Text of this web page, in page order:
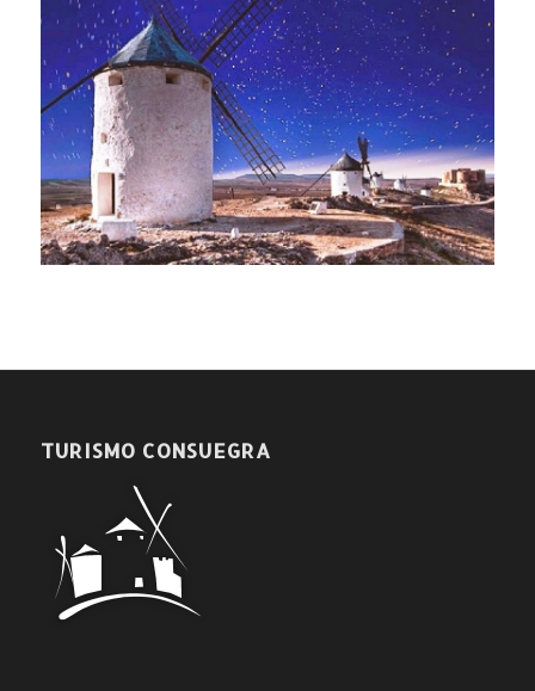
TURISMO CONSUEGRA